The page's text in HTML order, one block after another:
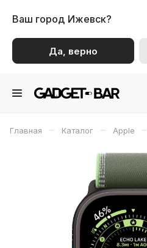
Ваш город Ижевск?
Да, верно
Главная – Каталог – Apple –